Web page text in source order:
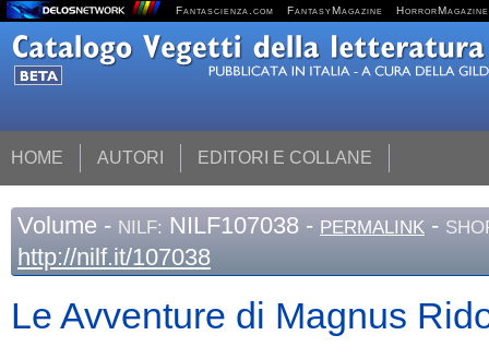
Fantascienza.com FantasyMagazine HorrorMagazine
HOME AUTORI EDITORI E COLLANE
Volume - NILF: NILF107038 - PERMALINK -
http://nilf.it/107038
Le Avventure di Magnus